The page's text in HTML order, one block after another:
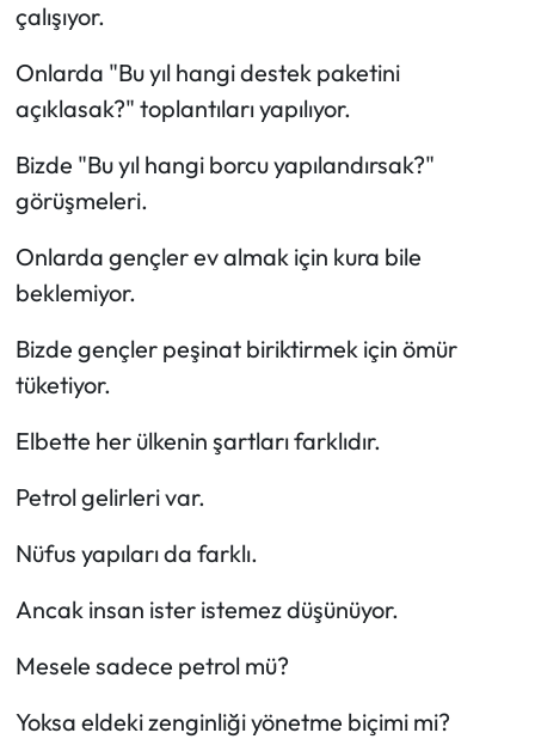
çalışıyor.
Onlarda "Bu yıl hangi destek paketini
açıklasak?" toplantıları yapılıyor.
Bizde "Bu yıl hangi borcu yapılandırsak?"
görüşmeleri.
Onlarda gençler ev almak için kura bile
beklemiyor.
Bizde gençler peşinat biriktirmek için ömür
tüketiyor.
Elbette her ülkenin şartları farklıdır.
Petrol gelirleri var.
Nüfus yapıları da farklı.
Ancak insan ister istemez düşünüyor.
Mesele sadece petrol mü?
Yoksa eldeki zenginliği yönetme biçimi mi?